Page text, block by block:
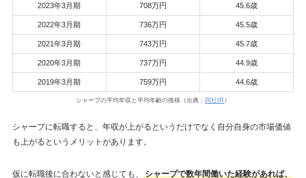
2023年3月期 708万円 45.6歳
2022年3月期 736万円 45.5歳
2021年3月期 743万円 45.7歳
2020年3月期 737万円 44.9歳
2019年3月期 759万円 44.6歳
シャープの平均年収と平均年齢の推移（出典： 同社IR ）
シャープに転職すると、年収が上がるというだけでなく自分自身の市場価値
も上がるというメリットがあります。
仮に転職後に合わないと感じても、
シャープで数年間働いた経験があれば、